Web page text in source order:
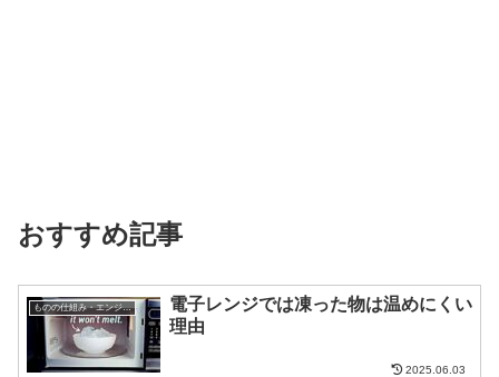
おすすめ記事
ものの仕組み・エンジニア
電子レンジでは凍った物は温めにくい
理由
2025.06.03